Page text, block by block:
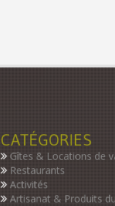
CATÉGORIES
Gîtes & Locations de
Restaurants
Activités
Artisanat & Produits